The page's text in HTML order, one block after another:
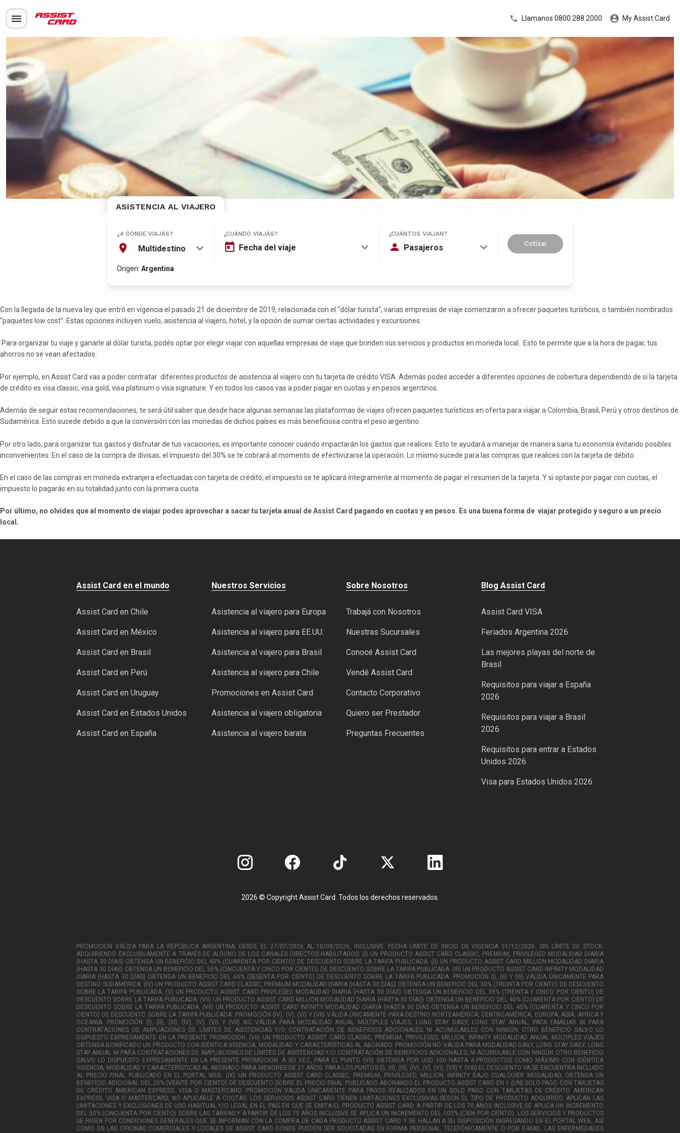
Llamanos 0800 288 2000 My Assist Card
ASISTENCIA AL VIAJERO
¿A DÓNDE VIAJÁS?
Multidestino
¿CUÁNDO VIAJÁS?
Fecha del viaje
¿CUÁNTOS VIAJAN?
Pasajeros Cotizar
Origen: Argentina
Con la llegada de la nueva ley que entró en vigencia el pasado 21 de diciembre de 2019, relacionada con el “dólar turista”, varias empresas de viaje comenzaron a ofrecer paquetes turísticos, o también nombrados
“paquetes low cost”. Estas opciones incluyen vuelo, asistencia al viajero, hotel, y la opción de sumar ciertas actividades y excursiones.
Para organizar tu viaje y ganarle al dólar turista, podés optar por elegir viajar con aquellas empresas de viaje que brinden sus servicios y productos en moneda local. Esto te permite que a la hora de pagar, tus
ahorros no se vean afectados.
Por ejemplo, en Assist Card vas a poder contratar diferentes productos de asistencia al viajero con tu tarjeta de crédito VISA. Además podes acceder a diferentes opciones de cobertura dependiendo de si la tarjeta
de crédito es visa classic, visa gold, visa platinum o visa signature. Y en todos los casos vas a poder pagar en cuotas y en pesos argentinos.
Además de seguir estas recomendaciones, te será útil saber que desde hace algunas semanas las plataformas de viajes ofrecen paquetes turísticos en oferta para viajar a Colombia, Brasil, Perú y otros destinos de
Sudamérica. Esto sucede debido a que la conversión con las monedas de dichos países es más beneficiosa contra el peso argentino.
Por otro lado, para organizar tus gastos y disfrutar de tus vacaciones, es importante conocer cuándo impactarán los gastos que realices. Esto te ayudará a manejar de manera sana tu economía evitando posibles
inconvenientes. En el caso de la compra de divisas, el impuesto del 30% se te cobrará al momento de efectivizarse la operación. Lo mismo sucede para las compras que realices con la tarjeta de débito.
En el caso de las compras en moneda extranjera efectuadas con tarjeta de crédito, el impuesto se te aplicará íntegramente al momento de pagar el resumen de la tarjeta. Y si optaste por pagar con cuotas, el
impuesto lo pagarás en su totalidad junto con la primera cuota.
Por último, no olvides que al momento de viajar podes aprovechar a sacar tu tarjeta anual de Assist Card pagando en cuotas y en pesos. Es una buena forma de viajar protegido y seguro a un precio
local.
Assist Card en el mundo
Assist Card en Chile
Assist Card en México
Assist Card en Brasil
Assist Card en Perú
Assist Card en Uruguay
Assist Card en Estados Unidos
Assist Card en España
Nuestros Servicios
Asistencia al viajero para Europa
Asistencia al viajero para EE.UU.
Asistencia al viajero para Brasil
Asistencia al viajero para Chile
Promociones en Assist Card
Asistencia al viajero obligatoria
Asistencia al viajero barata
Sobre Nosotros
Trabajá con Nosotros
Nuestras Sucursales
Conocé Assist Card
Vendé Assist Card
Contacto Corporativo
Quiero ser Prestador
Preguntas Frecuentes
Blog Assist Card
Assist Card VISA
Feriados Argentina 2026
Las mejores playas del norte de
Brasil
Requisitos para viajar a España
2026
Requisitos para viajar a Brasil
2026
Requisitos para entrar a Estados
Unidos 2026
Visa para Estados Unidos 2026
2026 © Copyright Assist Card. Todos los derechos reservados.
PROMOCIÓN VÁLIDA PARA LA REPÚBLICA ARGENTINA, DESDE EL 27/07/2026 AL 10/08/2026, INCLUSIVE. FECHA LÍMITE DE INICIO DE VIGENCIA 31/12/2026. SIN LÍMITE DE STOCK.
ADQUIRIENDO EXCLUSIVAMENTE A TRAVÉS DE ALGUNO DE LOS CANALES DIRECTOS HABILITADOS: (I) UN PRODUCTO ASSIST CARD CLASSIC, PREMIUM, PRIVILEGED MODALIDAD DIARIA
(HASTA 30 DÍAS) OBTENGA UN BENEFICIO DEL 40% (CUARENTA POR CIENTO) DE DESCUENTO SOBRE LA TARIFA PUBLICADA. (II) UN PRODUCTO ASSIST CARD MILLION MODALIDAD DIARIA
(HASTA 30 DÍAS) OBTENGA UN BENEFICIO DEL 55% (CINCUENTA Y CINCO POR CIENTO) DE DESCUENTO SOBRE LA TARIFA PUBLICADA. (III) UN PRODUCTO ASSIST CARD INFINITY MODALIDAD
DIARIA (HASTA 30 DÍAS) OBTENGA UN BENEFICIO DEL 60% (SESENTA POR CIENTO) DE DESCUENTO SOBRE LA TARIFA PUBLICADA. PROMOCIÓN (I), (II) Y (III) VÁLIDA ÚNICAMENTE PARA
DESTINO SUDAMÉRICA. (IV) UN PRODUCTO ASSIST CARD CLASSIC, PREMIUM MODALIDAD DIARIA (HASTA 30 DÍAS) OBTENGA UN BENEFICIO DEL 30% (TREINTA POR CIENTO) DE DESCUENTO
SOBRE LA TARIFA PUBLICADA. (V) UN PRODUCTO ASSIST CARD PRIVILEGED MODALIDAD DIARIA (HASTA 30 DÍAS) OBTENGA UN BENEFICIO DEL 35% (TREINTA Y CINCO POR CIENTO) DE
DESCUENTO SOBRE LA TARIFA PUBLICADA. (VII) UN PRODUCTO ASSIST CARD MILLION MODALIDAD DIARIA (HASTA 30 DÍAS) OBTENGA UN BENEFICIO DEL 40% (CUARENTA POR CIENTO) DE
DESCUENTO SOBRE LA TARIFA PUBLICADA. (VII) UN PRODUCTO ASSIST CARD INFINITY MODALIDAD DIARIA (HASTA 30 DÍAS OBTENGA UN BENEFICIO DEL 45% (CUARENTA Y CINCO POR
CIENTO) DE DESCUENTO SOBRE LA TARIFA PUBLICADA. PROMOCIÓN (IV), (V), (VI) Y (VII) VÁLIDA ÚNICAMENTE PARA DESTINO NORTEAMÉRICA, CENTROAMÉRICA, EUROPA, ASIA, AFRICA Y
OCEANIA. PROMOCIÓN (I), (II), (III), (IV), (V), (VI) Y (VII) NO VÁLIDA PARA MODALIDAD ANUAL MÚLTIPLES VIAJES, LONG STAY DAILY, LONG STAY ANUAL, PACK FAMILIAR NI PARA
CONTRATACIONES DE AMPLIACIONES DE LÍMITES DE ASISTENCIAS Y/O CONTRATACIÓN DE BENEFICIOS ADICIONALES; NI ACUMULABLES CON NINGÚN OTRO BENEFICIO SALVO LO
DISPUESTO EXPRESAMENTE EN LA PRESENTE PROMOCION. (VII) UN PRODUCTO ASSIST CARD CLASSIC, PREMIUM, PRIVILEGED, MILLION, INFINITY MODALIDAD ANUAL MÚLTIPLES VIAJES
OBTENGA BONIFICADO UN PRODUCTO CON IDÉNTICA VIGENCIA, MODALIDAD Y CARACTERÍSTICAS AL ABONADO. PROMOCIÓN NO VÁLIDA PARA MODALIDAD DAILY, LONG STAY DAILY, LONG
STAY ANUAL NI PARA CONTRATACIONES DE AMPLIACIONES DE LÍMITES DE ASISTENCIAS Y/O CONTRATACIÓN DE BENEFICIOS ADICIONALES; NI ACUMULABLE CON NINGÚN OTRO BENEFICIO
SALVO LO DISPUESTO EXPRESAMENTE EN LA PRESENTE PROMOCION. A SU VEZ, PARA EL PUNTO (VII) OBTENGA POR USD 100 HASTA 4 PRODUCTOS COMO MÁXIMO CON IDÉNTICA
VIGENCIA, MODALIDAD Y CARACTERÍSTICAS AL ABONADO PARA MENORES DE 21 AÑOS. PARA LOS PUNTOS (I), (II), (III), (IV), (V), (VI), (VII) Y (VIII) EL DESCUENTO YA SE ENCUENTRA INCLUIDO
AL PRECIO FINAL PUBLICADO EN EL PORTAL WEB. (IX) UN PRODUCTO ASSIST CARD CLASSIC, PREMIUM, PRIVILEGED, MILLION, INFINITY BAJO CUALQUIER MODALIDAD, OBTENGA UN
BENEFICIO ADICIONAL DEL 20% (VEINTE POR CIENTO) DE DESCUENTO SOBRE EL PRECIO FINAL PUBLICADO ABONANDO EL PRODUCTO ASSIST CARD EN 1 (UN) SOLO PAGO CON TARJETAS
DE CRÉDITO AMERICAN EXPRESS, VISA O MASTERCARD. PROMOCIÓN VÁLIDA ÚNICAMENTE PARA PAGOS REALIZADOS EN UN SOLO PAGO CON TARJETAS DE CRÉDITO AMERICAN
EXPRESS, VISA O MASTERCARD, NO APLICABLE A CUOTAS. LOS SERVICIOS ASSIST CARD TIENEN LIMITACIONES EXCLUSIVAS SEGÚN EL TIPO DE PRODUCTO ADQUIRIDO. APLICAN LAS
LIMITACIONES Y EXCLUSIONES DE USO HABITUAL Y/O LEGAL EN EL PAÍS EN QUE SE EMITA EL PRODUCTO ASSIST CARD. A PARTIR DE LOS 70 AÑOS INCLUSIVE SE APLICA UN INCREMENTO
DEL 50% (CINCUENTA POR CIENTO) SOBRE LAS TARIFAS Y A PARTIR DE LOS 75 AÑOS INCLUSIVE SE APLICA UN INCREMENTO DEL 100% (CIEN POR CIENTO). LOS SERVICIOS Y PRODUCTOS
SE RIGEN POR CONDICIONES GENERALES QUE SE INFORMAN CON LA COMPRA DE CADA PRODUCTO ASSIST CARD Y SE HALLAN A SU DISPOSICIÓN INGRESANDO EN EL PORTAL WEB, ASÍ
COMO EN LAS OFICINAS COMERCIALES Y LOCALES DE ASSIST CARD DONDE PUEDEN SER SOLICITADAS EN FORMA PERSONAL, TELEFÓNICAMENTE O POR E-MAIL. LAS ENFERMEDADES